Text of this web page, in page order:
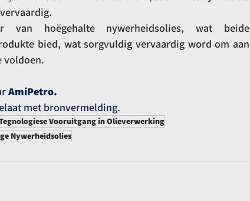
hoëgehalte nywerheidsolies, wat beide
bied, wat sorgvuldig vervaardig word om aan
voldoen.
AmiPetro.
met bronvermelding.
Vooruitgang in Olieverwerking
Nywerheidsolies